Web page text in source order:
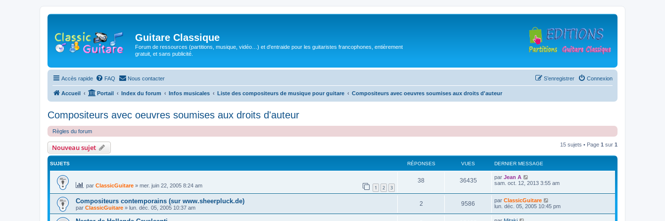
Guitare Classique
Forum de ressources (partitions, musique, vidéo…) et d'entraide pour les guitaristes francophones, entièrement
gratuit, et sans publicité.
Accès rapide FAQ Nous contacter Connexion
S’enregistrer
Accueil Portail Index du forum Infos musicales Liste des compositeurs de musique pour guitare Compositeurs avec oeuvres soumises aux droits d'auteur
Compositeurs avec oeuvres soumises aux droits d'auteur
Règles du forum
Nouveau sujet 15 sujets • Page 1 sur 1
SUJETS RÉPONSES VUES DERNIER MESSAGE
par ClassicGuitare » mer. juin 22, 2005 8:24 am 1 2 3
38
é
36435V
u
D
e
n
i
e
par Jean A
sam. oct. 12, 2013 3:55 am
Compositeurs contemporains (sur www.sheerpluck.de)
par ClassicGuitare » lun. déc. 05, 2005 10:37 am
2R
é
9586
u
D
e
par ClassicGuitare
lun. déc. 05, 2005 10:45 pm